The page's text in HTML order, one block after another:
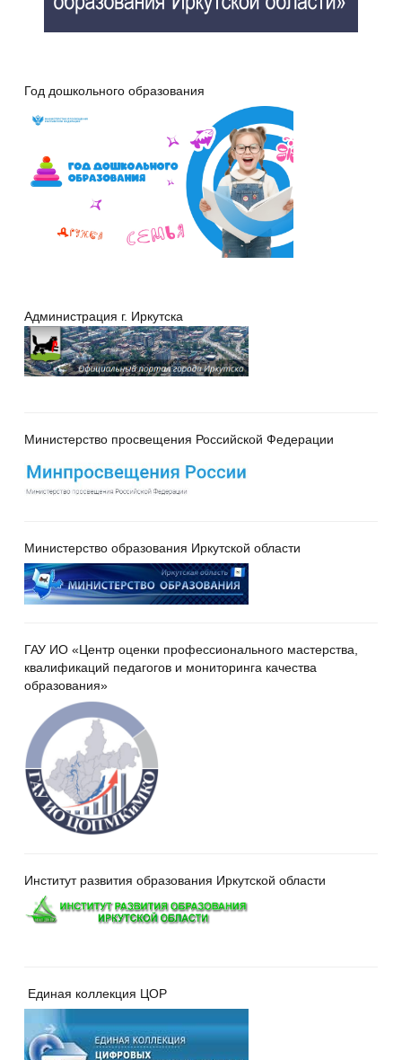
Год дошкольного образования
Администрация г. Иркутска
Министерство просвещения Российской Федерации
Министерство образования Иркутской области
ГАУ ИО «Центр оценки профессионального мастерства,
квалификаций педагогов и мониторинга качества
образования»
Институт развития образования Иркутской области
Единая коллекция ЦОР